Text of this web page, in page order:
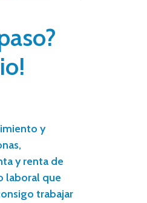
y
y renta de
laboral que
trabajar